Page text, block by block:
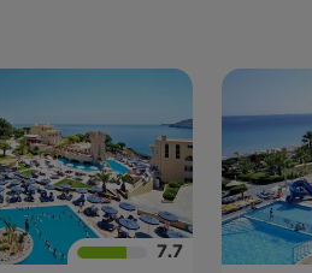
7.7